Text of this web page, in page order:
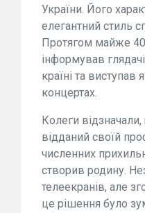
України. Його
елегантний стиль
Протягом майже
інформував
країні та
концертах.
Колеги
відданий своїй
численних
створив родину.
телеекранів, але
це рішення було